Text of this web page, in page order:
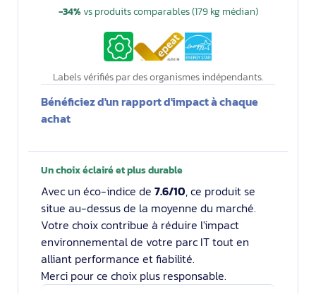
−34%vs produits comparables (179 kg médian)
8.50
Labels vérifiés par des organismes indépendants.
Bénéficiez d'un rapport d'impact à chaque
achat
Un choix éclairé et plus durable
Avec un éco-indice de 7.6/10, ce produit se
situe au-dessus de la moyenne du marché.
Votre choix contribue à réduire l'impact
environnemental de votre parc IT tout en
alliant performance et fiabilité.
Merci pour ce choix plus responsable.